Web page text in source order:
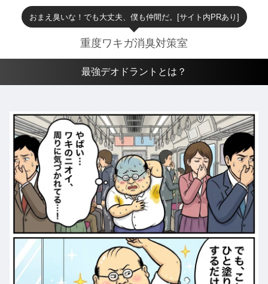
おまえ臭いな！でも大丈夫、僕も仲間だ。[サイト内PRあり]
重度ワキガ消臭対策室
最強デオドラントとは？